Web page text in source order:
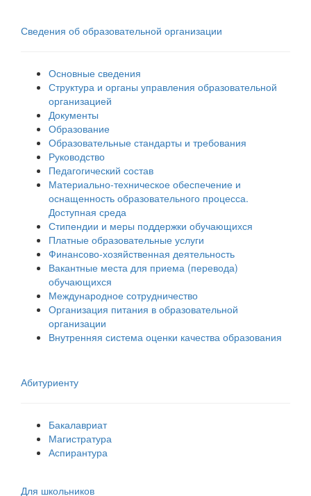
Сведения об образовательной организации
Основные сведения
Структура и органы управления образовательной
организацией
Документы
Образование
Образовательные стандарты и требования
Руководство
Педагогический состав
Материально-техническое обеспечение и
оснащенность образовательного процесса.
Доступная среда
Стипендии и меры поддержки обучающихся
Платные образовательные услуги
Финансово-хозяйственная деятельность
Вакантные места для приема (перевода)
обучающихся
Международное сотрудничество
Организация питания в образовательной
организации
Внутренняя система оценки качества образования
Абитуриенту
Бакалавриат
Магистратура
Аспирантура
Для школьников